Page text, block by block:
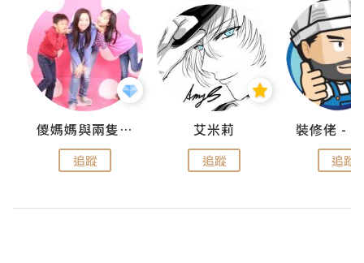
儍媽媽與兩隻小魔怪之家
追蹤
艾米莉
追蹤 追蹤